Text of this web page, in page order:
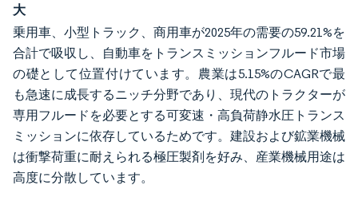
大
乗用車、小型トラック、商用車が2025年の需要の59.21%を
合計で吸収し、自動車をトランスミッションフルード市場
の礎として位置付けています。農業は5.15%のCAGRで最
も急速に成長するニッチ分野であり、現代のトラクターが
専用フルードを必要とする可変速・高負荷静水圧トランス
ミッションに依存しているためです。建設および鉱業機械
は衝撃荷重に耐えられる極圧製剤を好み、産業機械用途は
高度に分散しています。